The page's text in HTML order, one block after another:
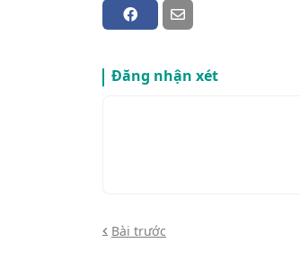
Đăng nhận xét
Bài trước